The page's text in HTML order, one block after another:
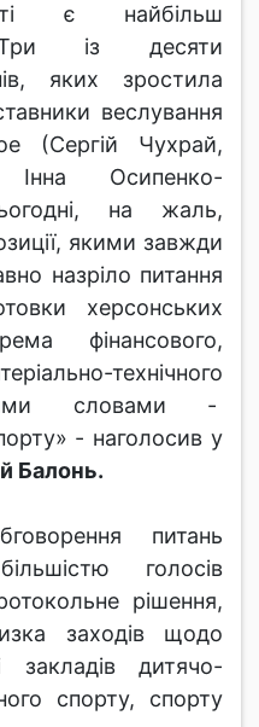
є найбільш
Три із десяти
яких зростила
веслування
(Сергій Чухрай,
Інна Осипенко-
на жаль,
якими завжди
назріло питання
херсонських
фінансового,
технічного
словами -
- наголосив у
Балонь.
питань
голосів
рішення,
заходів щодо
закладів дитячо-
спорту, спорту